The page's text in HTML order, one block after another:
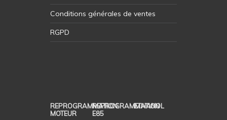
Conditions générales de ventes
RGPD
REPROGRAMMATION
MOTEUR
REPROGRAMMATION
E85
ETHANOL